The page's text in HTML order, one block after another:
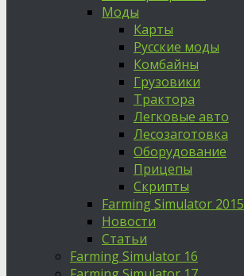
Моды
Карты
Русские моды
Комбайны
Грузовики
Трактора
Легковые авто
Лесозаготовка
Оборудование
Прицепы
Скрипты
Farming Simulator 2015
Новости
Статьи
Farming Simulator 16